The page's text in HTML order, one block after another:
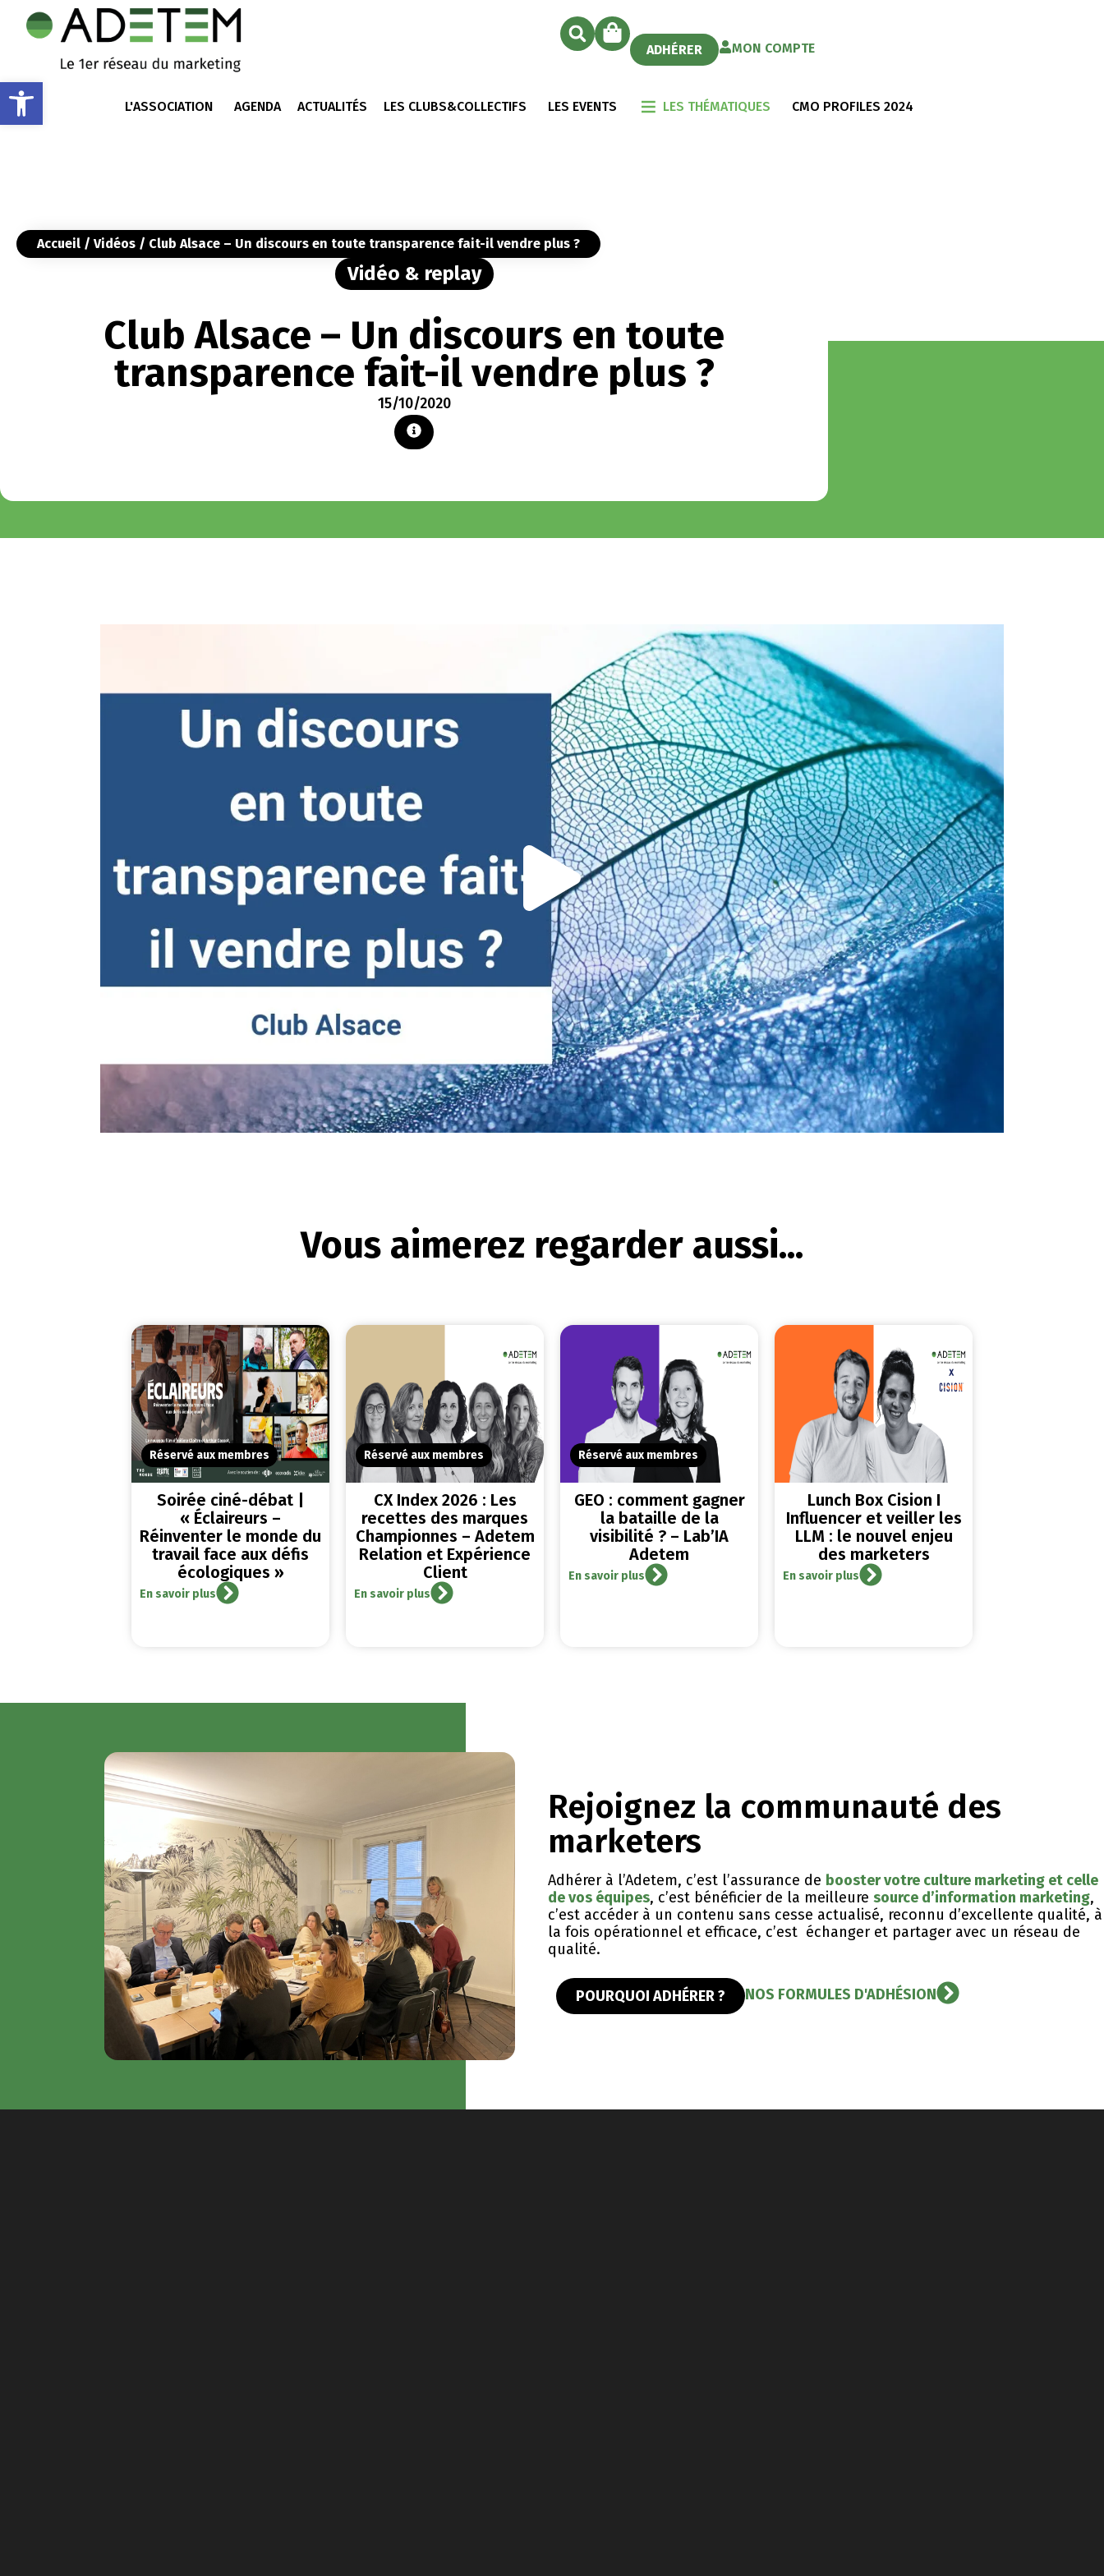
Ouvrir la barre d’outils
ADHÉRER MON COMPTE
L'ASSOCIATION AGENDA ACTUALITÉS LES CLUBS&COLLECTIFS LES EVENTS LES THÉMATIQUES CMO PROFILES 2024
Accueil / Vidéos / Club Alsace – Un discours en toute transparence fait-il vendre plus ?
Vidéo & replay
Club Alsace – Un discours en toute
transparence fait-il vendre plus ?
15/10/2020
Vous aimerez regarder aussi...
Réservé aux membres
Soirée ciné-débat |
« Éclaireurs –
Réinventer le monde du
travail face aux défis
écologiques »
En savoir plus
Réservé aux membres
CX Index 2026 : Les
recettes des marques
Championnes – Adetem
Relation et Expérience
Client
En savoir plus
Réservé aux membres
GEO : comment gagner
la bataille de la
visibilité ? – Lab’IA
Adetem
En savoir plus
Lunch Box Cision I
Influencer et veiller les
LLM : le nouvel enjeu
des marketers
En savoir plus
Rejoignez la communauté des
marketers
Adhérer à l’Adetem, c’est l’assurance de booster votre culture marketing et celle
de vos équipes, c’est bénéficier de la meilleuresource d’information marketing,
c’est accéder à un contenu sans cesse actualisé, reconnu d’excellente qualité, ​à
la fois opérationnel et efficace, c’est échanger et partager avec un réseau de
qualité.
POURQUOI ADHÉRER ? NOS FORMULES D'ADHÉSION